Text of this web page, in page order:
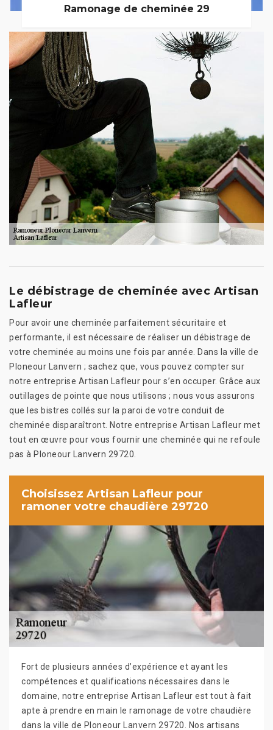
Ramonage de cheminée 29
Le débistrage de cheminée avec Artisan
Lafleur
Pour avoir une cheminée parfaitement sécuritaire et
performante, il est nécessaire de réaliser un débistrage de
votre cheminée au moins une fois par année. Dans la ville de
Ploneour Lanvern ; sachez que, vous pouvez compter sur
notre entreprise Artisan Lafleur pour s’en occuper. Grâce aux
outillages de pointe que nous utilisons ; nous vous assurons
que les bistres collés sur la paroi de votre conduit de
cheminée disparaîtront. Notre entreprise Artisan Lafleur met
tout en œuvre pour vous fournir une cheminée qui ne refoule
pas à Ploneour Lanvern 29720.
Choisissez Artisan Lafleur pour
ramoner votre chaudière 29720
Fort de plusieurs années d’expérience et ayant les
compétences et qualifications nécessaires dans le
domaine, notre entreprise Artisan Lafleur est tout à fait
apte à prendre en main le ramonage de votre chaudière
dans la ville de Ploneour Lanvern 29720. Nos artisans